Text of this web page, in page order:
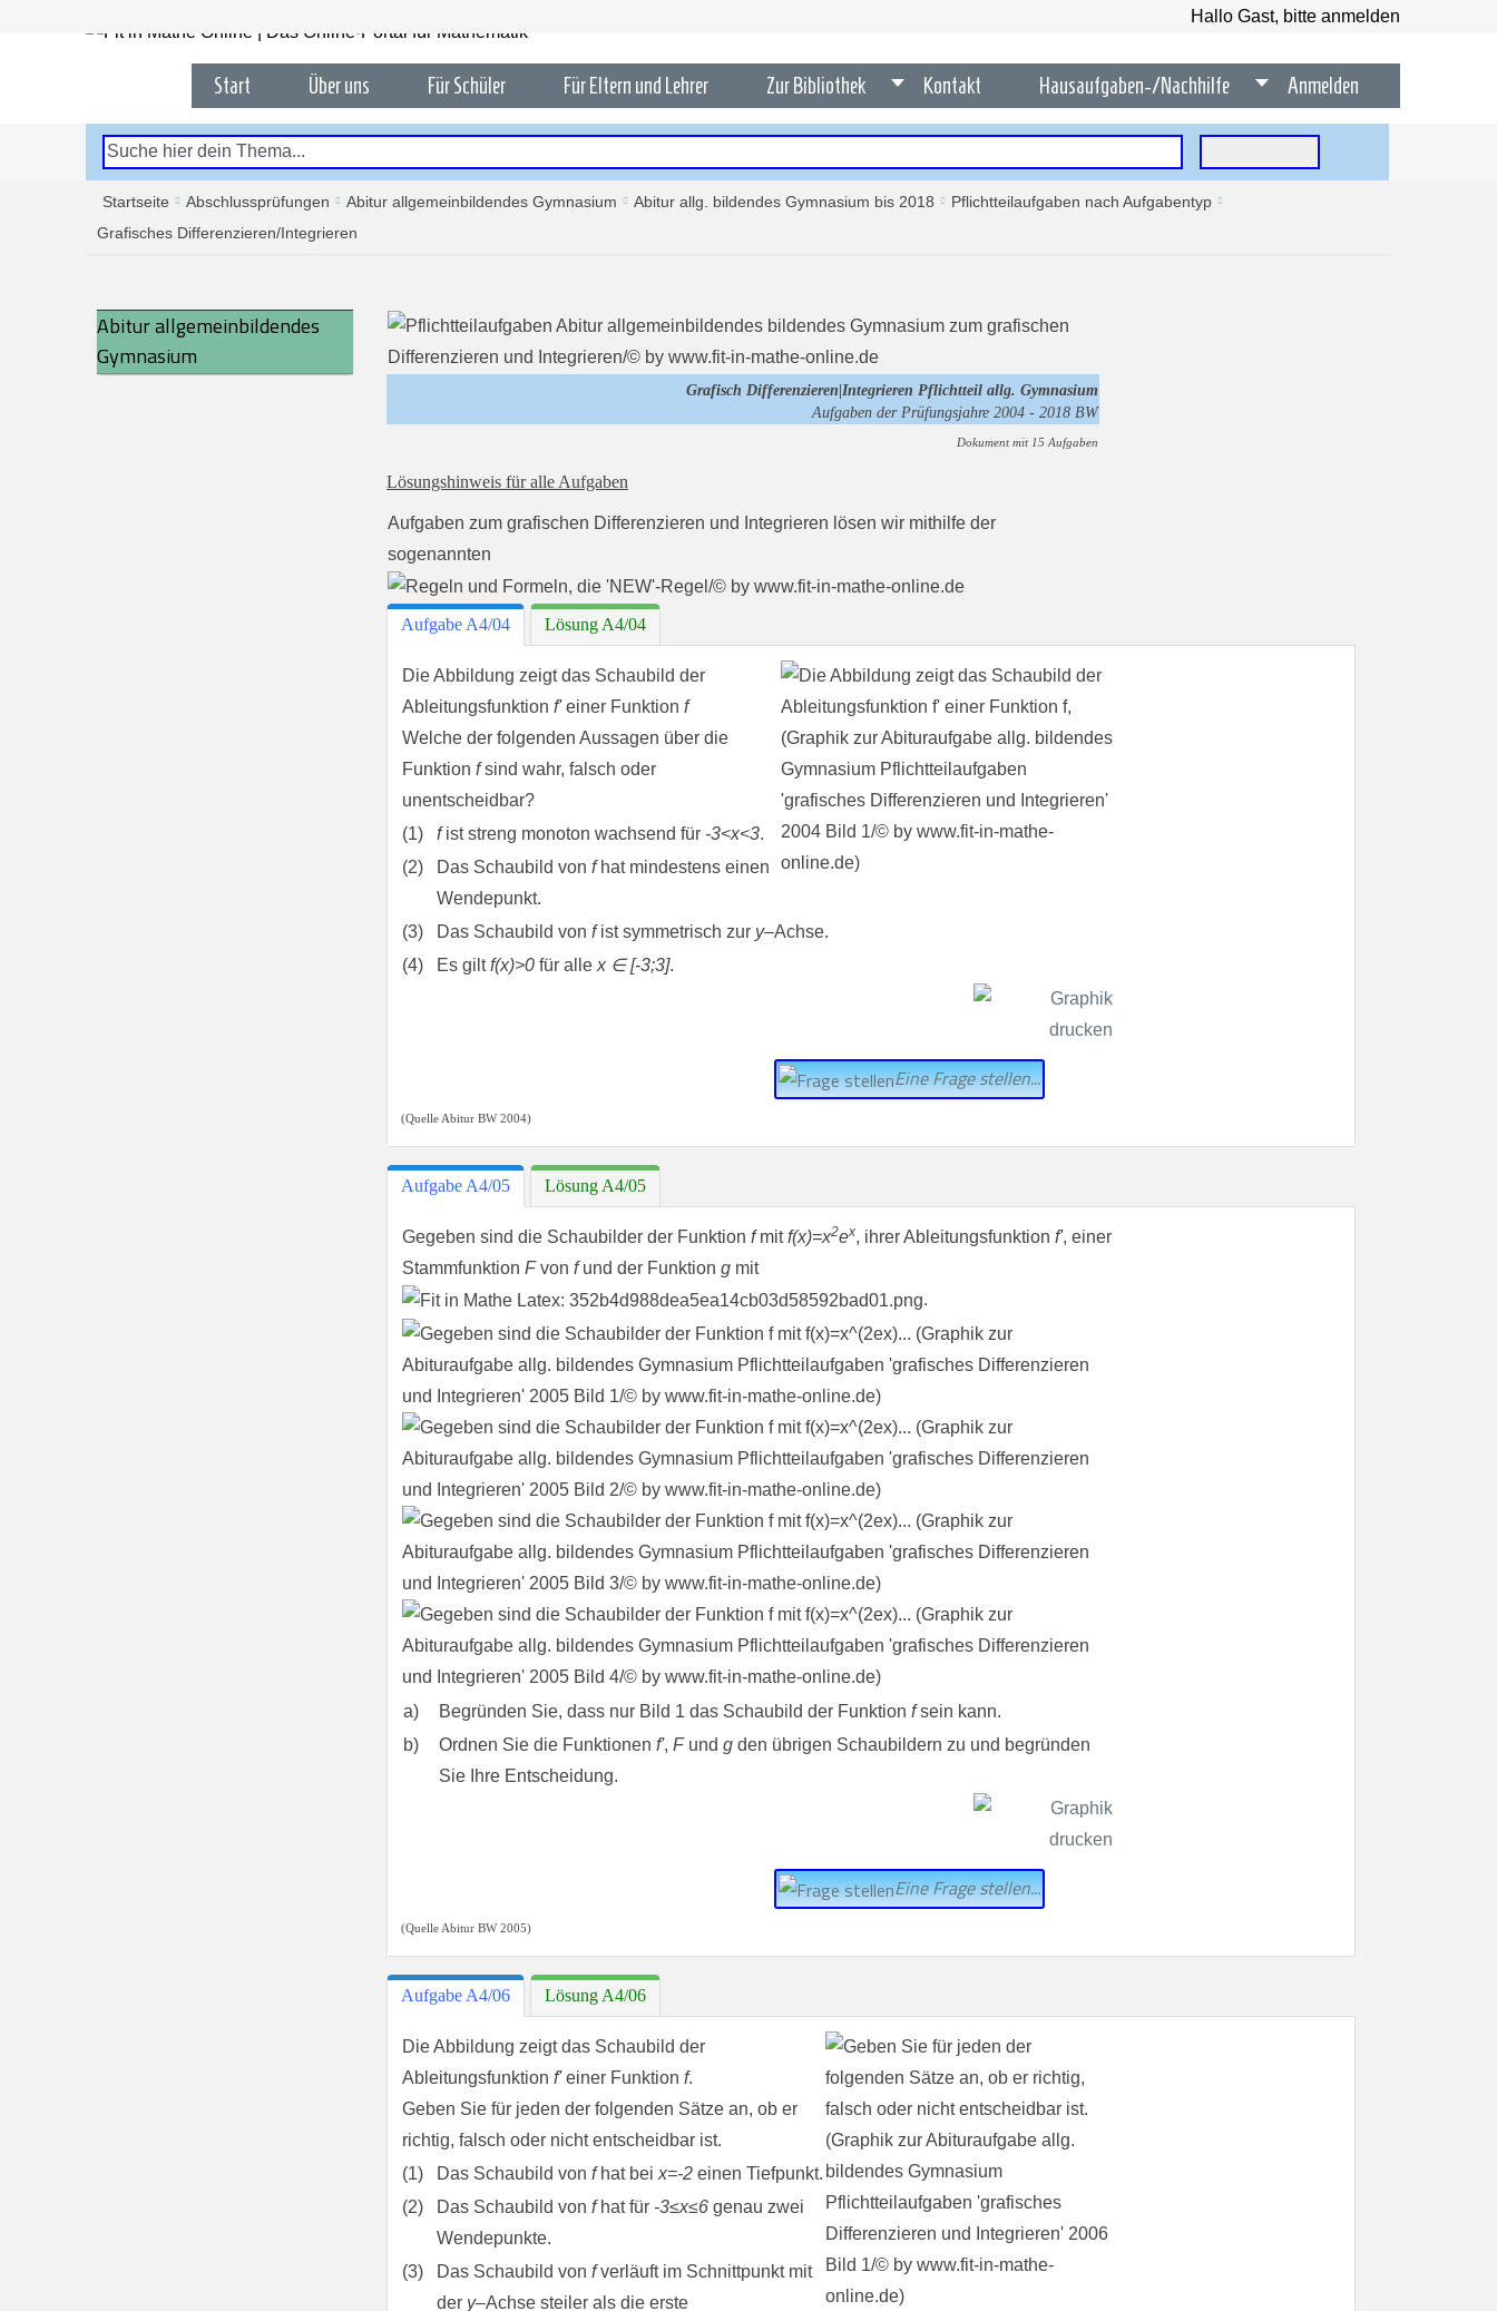
Hallo Gast, bitte anmelden
Start Über uns Für Schüler Für Eltern und Lehrer Zur Bibliothek Kontakt Hausaufgaben-/Nachhilfe Anmelden
Startseite Abschlussprüfungen Abitur allgemeinbildendes Gymnasium Abitur allg. bildendes Gymnasium bis 2018
Pflichtteilaufgaben nach Aufgabentyp
Grafisches Differenzieren/Integrieren
Abitur allgemeinbildendes
Gymnasium
Grafisch Differenzieren|Integrieren Pflichtteil allg. Gymnasium
Aufgaben der Prüfungsjahre 2004 - 2018 BW
Dokument mit 15 Aufgaben
Lösungshinweis für alle Aufgaben
Aufgaben zum grafischen Differenzieren und Integrieren lösen wir mithilfe der
sogenannten
Aufgabe A4/04 Lösung A4/04
Die Abbildung zeigt das Schaubild der
Ableitungsfunktion f'einer Funktion f
Welche der folgenden Aussagen über die
Funktion fsind wahr, falsch oder
unentscheidbar?
(1)
fist streng monoton wachsend für -3<x<3.
(2)
Das Schaubild von fhat mindestens einen
Wendepunkt.
(3)
Das Schaubild von fist symmetrisch zur y–Achse.
(4)
Es giltf(x)>0 für allex ∈ [-3;3].
Eine Frage stellen...
(Quelle Abitur BW 2004)
Aufgabe A4/05 Lösung A4/05
Gegeben sind die Schaubilder der Funktion fmitf(x)=x2ex, ihrer Ableitungsfunktion f', einer
Stammfunktion Fvon fund der Funktion g mit
.
a) Begründen Sie, dass nur Bild 1 das Schaubild der Funktion fsein kann.
b)
Ordnen Sie die Funktionen f', Fund g den übrigen Schaubildern zu und begründen
Sie Ihre Entscheidung.
Eine Frage stellen...
(Quelle Abitur BW 2005)
Aufgabe A4/06 Lösung A4/06
Die Abbildung zeigt das Schaubild der
Ableitungsfunktion f'einer Funktion f.
Geben Sie für jeden der folgenden Sätze an, ob er
richtig, falsch oder nicht entscheidbar ist.
(1)
Das Schaubild von fhat beix=-2 einen Tiefpunkt.
(2)
Das Schaubild von fhat für -3≤x≤6 genau zwei
Wendepunkte.
(3)
Das Schaubild von fverläuft im Schnittpunkt mit
der y–Achse steiler als die erste